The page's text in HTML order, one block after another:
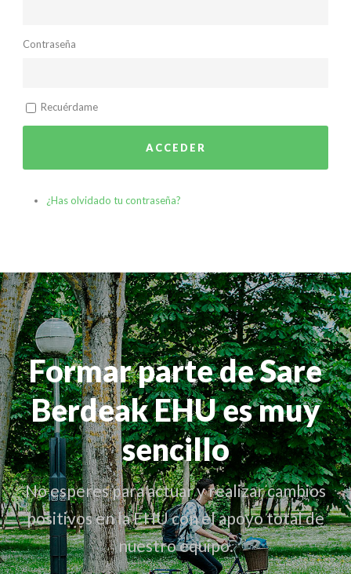
Contraseña
Recuérdame
ACCEDER
¿Has olvidado tu contraseña?
Formar parte de Sare
Berdeak EHU es muy
sencillo
No esperes para actuar y realizar cambios
positivos en la EHU con el apoyo total de
nuestro equipo.